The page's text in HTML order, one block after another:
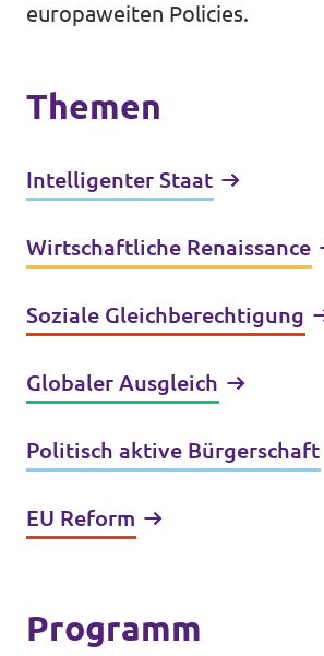
europaweiten Policies.
Themen
Intelligenter Staat
Wirtschaftliche Renaissance
Soziale Gleichberechtigung
Globaler Ausgleich
Politisch aktive Bürgerschaft
EU Reform
Programm